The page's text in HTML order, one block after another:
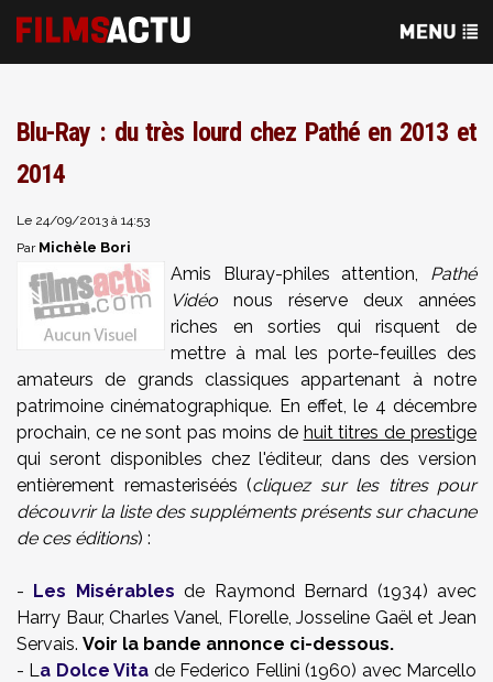
Blu-Ray : du très lourd chez Pathé en 2013 et
2014
Le 24/09/2013 à 14:53
Par Michèle Bori
Amis Bluray-philes attention, Pathé
Vidéo nous réserve deux années
riches en sorties qui risquent de
mettre à mal les porte-feuilles des
amateurs de grands classiques appartenant à notre
patrimoine cinématographique. En effet, le 4 décembre
prochain, ce ne sont pas moins de huit titres de prestige
qui seront disponibles chez l'éditeur, dans des version
entièrement remasteriséés (cliquez sur les titres pour
découvrir la liste des suppléments présents sur chacune
de ces éditions) :
- Les Misérables de Raymond Bernard (1934) avec
Harry Baur, Charles Vanel, Florelle, Josseline Gaël et Jean
Servais. Voir la bande annonce ci-dessous.
- La Dolce Vita de Federico Fellini (1960) avec Marcello